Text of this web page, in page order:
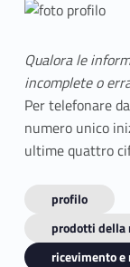
Qualora le
incomplete o
Per telefonare
numero unico
ultime quattro
profilo
prodotti della
ricevimento